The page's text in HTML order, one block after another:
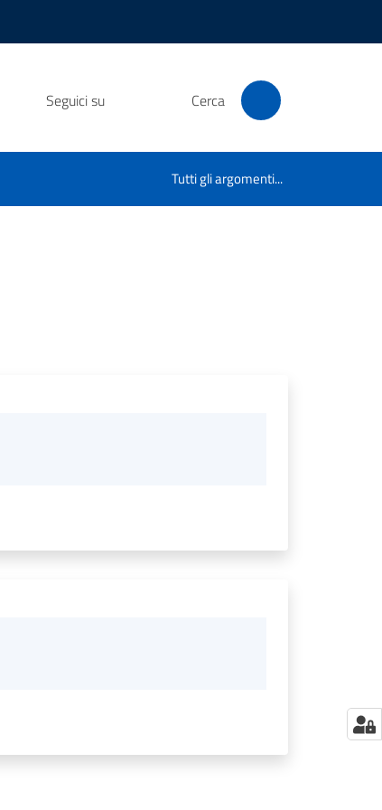
Seguici su Cerca
Tutti gli argomenti...